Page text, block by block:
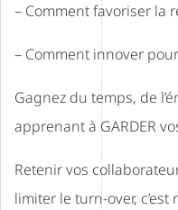
– Comment favoriser la
– Comment innover
Gagnez du temps, de
apprenant à GARDER
Retenir vos
limiter le turn-over,